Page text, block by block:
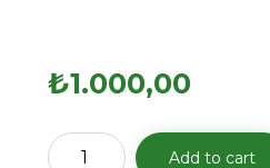
₺1.000,00
Wisteria
sp.
Add to cart